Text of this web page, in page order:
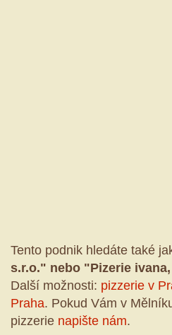
Tento podnik hledáte také
s.r.o." nebo "Pizerie
Další možnosti: pizzerie v
Praha. Pokud Vám v
pizzerie napište nám.